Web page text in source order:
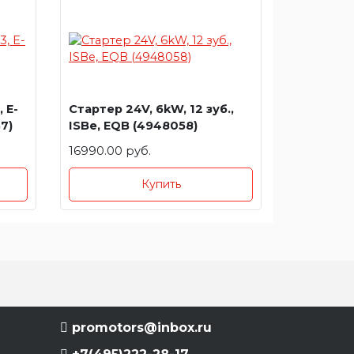
E-
Стартер 24V, 6kW, 12 зуб.,
ISBe, EQB (4948058)
16990.00 руб.
Купить
promotors@inbox.ru